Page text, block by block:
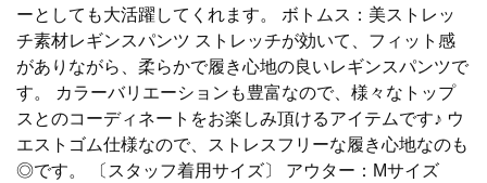
ーとしても大活躍してくれます。 ボトムス：美ストレッ
チ素材レギンスパンツ ストレッチが効いて、フィット感
がありながら、柔らかで履き心地の良いレギンスパンツで
す。 カラーバリエーションも豊富なので、様々なトップ
スとのコーディネートをお楽しみ頂けるアイテムです♪ ウ
エストゴム仕様なので、ストレスフリーな履き心地なのも
◎です。 〔スタッフ着用サイズ〕 アウター：Mサイズ